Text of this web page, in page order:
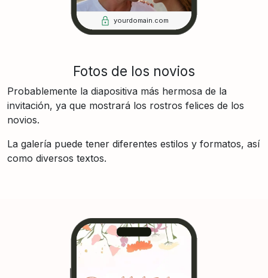
yourdomain.com
Fotos de los novios
Probablemente la diapositiva más hermosa de la
invitación, ya que mostrará los rostros felices de los
novios.
La galería puede tener diferentes estilos y formatos, así
como diversos textos.